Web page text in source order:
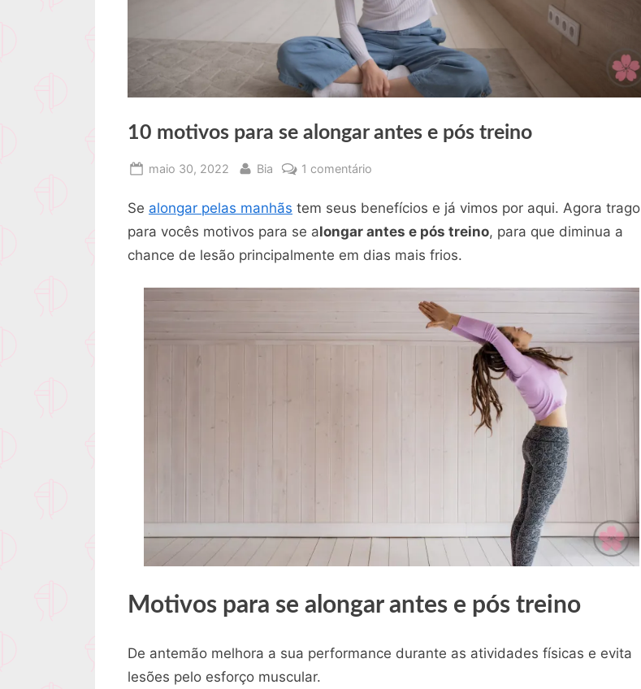
10 motivos para se alongar antes e pós treino
Posted
maio 30, 2022 By
Bia 1 comentário
motivos
para
se
antes
Se alongar pelas manhãs tem seus benefícios e já vimos por aqui. Agora trago
para vocês motivos para se alongar antes e pós treino, para que diminua a
chance de lesão principalmente em dias mais frios.
Motivos para se alongar antes e pós treino
De antemão melhora a sua performance durante as atividades físicas e evita
lesões pelo esforço muscular.